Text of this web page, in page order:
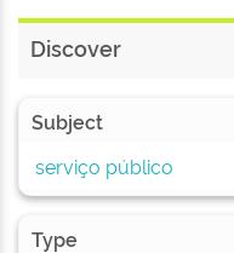
Discover
Subject
serviço público
Type